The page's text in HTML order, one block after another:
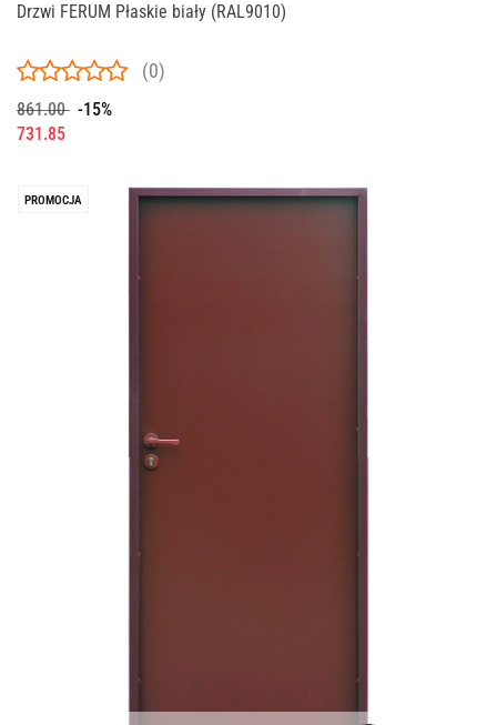
Drzwi FERUM Płaskie biały (RAL9010)
(0)
861.00 -15%
731.85
PROMOCJA